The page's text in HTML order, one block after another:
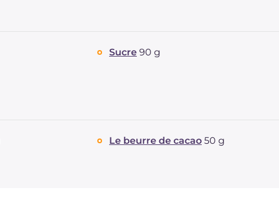
Sucre 90 g
Le beurre de cacao 50 g